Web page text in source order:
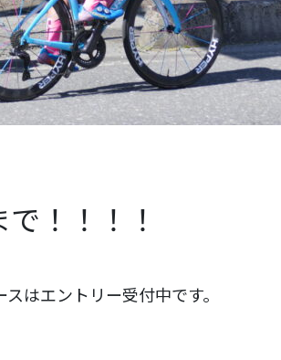
！！！！
はエントリー受付中です。